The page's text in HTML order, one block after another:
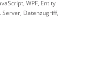
WPF, Entity
Server, Datenzugriff,